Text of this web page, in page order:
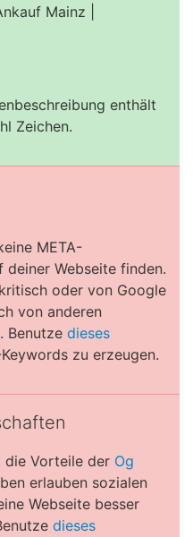
Mainz |
enthält
Zeichen.
META-
Webseite finden.
oder von Google
von anderen
Benutze dieses
zu erzeugen.
die Vorteile der Og
erlauben sozialen
Webseite besser
dieses